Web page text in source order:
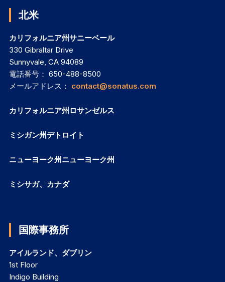
北米
カリフォルニア州サニーベール
330 Gibraltar Drive
Sunnyvale, CA 94089
電話番号： 650-488-8500
メールアドレス： contact@sonatus.com
カリフォルニア州ロサンゼルス
ミシガン州デトロイト
ニューヨーク州ニューヨーク州
ミシサガ、カナダ
国際事務所
アイルランド、ダブリン
1st Floor
Indigo Building